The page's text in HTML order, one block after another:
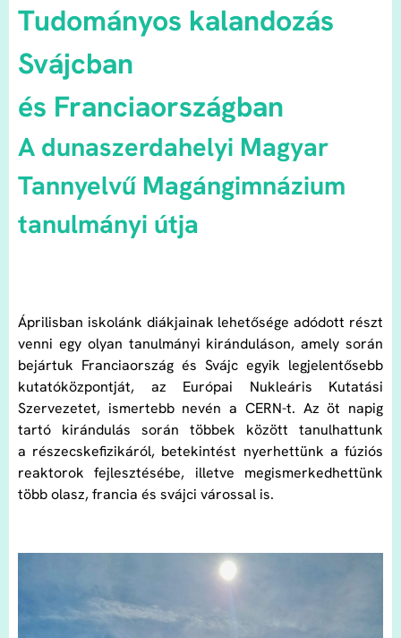
Tudományos kalandozás
Svájcban
és Franciaországban
A dunaszerdahelyi Magyar
Tannyelvű Magángimnázium
tanulmányi útja
Áprilisban iskolánk diákjainak lehetősége adódott részt
venni egy olyan tanulmányi kiránduláson, amely során
bejártuk Franciaország és Svájc egyik legjelentősebb
kutatóközpontját, az Európai Nukleáris Kutatási
Szervezetet, ismertebb nevén a CERN-t. Az öt napig
tartó kirándulás során többek között tanulhattunk
a részecskefizikáról, betekintést nyerhettünk a fúziós
reaktorok fejlesztésébe, illetve megismerkedhettünk
több olasz, francia és svájci várossal is.